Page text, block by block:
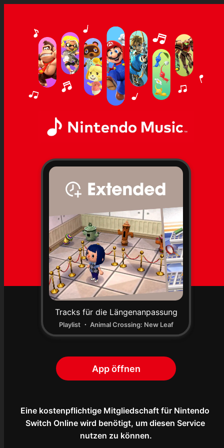
Tracks für die Längenanpassung
Playlist ・ Animal Crossing: New Leaf
App öffnen
Eine kostenpflichtige Mitgliedschaft für Nintendo
Switch Online wird benötigt, um diesen Service
nutzen zu können.